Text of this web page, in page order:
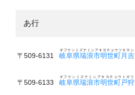
あ行
〒509-6131 岐阜県瑞浪市明世町月吉
ギフケンミズナミシアキヨチョウツキヨシ
〒509-6133 岐阜県瑞浪市明世町戸狩
ギフケンミズナミシアキヨチョウトガリ